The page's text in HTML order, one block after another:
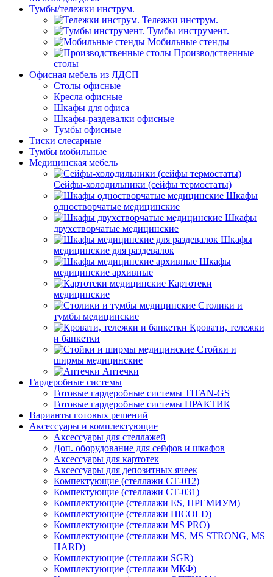
Тумбы/тележки инструм.
Тележки инструм.
Тумбы инструмент.
Мобильные стенды
Производственные
столы
Офисная мебель из ЛДСП
Столы офисные
Кресла офисные
Шкафы для офиса
Шкафы-раздевалки офисные
Тумбы офисные
Тиски слесарные
Тумбы мобильные
Медицинская мебель
Сейфы-холодильники (сейфы термостаты)
Шкафы
одностворчатые медицинские
Шкафы
двухстворчатые медицинские
Шкафы
медицинские для раздевалок
Шкафы
медицинские архивные
Картотеки
медицинские
Столики и
тумбы медицинские
Кровати, тележки
и банкетки
Стойки и
ширмы медицинские
Аптечки
Гардеробные системы
Готовые гардеробные системы TITAN-GS
Готовые гардеробные системы ПРАКТИК
Варианты готовых решений
Аксессуары и комплектующие
Аксессуары для стеллажей
Доп. оборудование для сейфов и шкафов
Аксессуары для картотек
Аксессуары для депозитных ячеек
Компектующие (стеллажи СТ-012)
Компектующие (стеллажи СТ-031)
Комплектующие (стеллажи ES, ПРЕМИУМ)
Комплектующие (стеллажи HICOLD)
Комплектующие (стеллажи MS PRO)
Комплектующие (стеллажи MS, MS STRONG, MS
HARD)
Комплектующие (стеллажи SGR)
Комплектующие (стеллажи МКФ)